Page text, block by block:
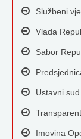
Službeni
Vlada
Sabor
Ustavni
Imovina